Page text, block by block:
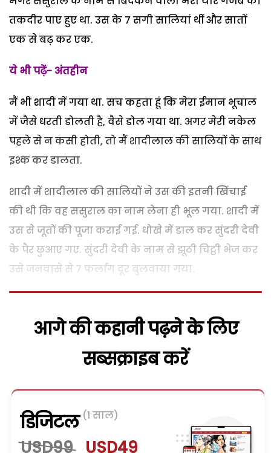
तकदीर पाए हुए था. उस के 7 सगी सालियां थीं और सातों
एक से बढ़ कर एक.
ये भी पढ़ें- अंतहीन
मैं भी शादी में गया था. सच कहता हूं कि मेरा ईमान भूचाल
में जैसे धरती डोलती है, वैसे डोल गया था. अगर मेरी नकेल
पहले से न कसी होती, तो मैं शादीलाल की सालियों के साथ
इश्क कर डालता.
शादी में शादीलाल की सालियों ने उस की इतनी खिंचाई
की थी कि वह ससुराल का नाम लेना ही भूल गया. शादी में
उस से जूतों की पूजा कराई गई. धोखे में डाल कर सुंदरी देवी
के पैर छुआए गए. सुंदरी देवी के नाम से झूठी चिट्ठी भेज कर
उसे जनवासे से 7 फर्लांग दूर बुलवाया गया.
आगे की कहानी पढ़ने के लिए
सब्सक्राइब करें
डिजिटल (1 साल)
USD99 USD49